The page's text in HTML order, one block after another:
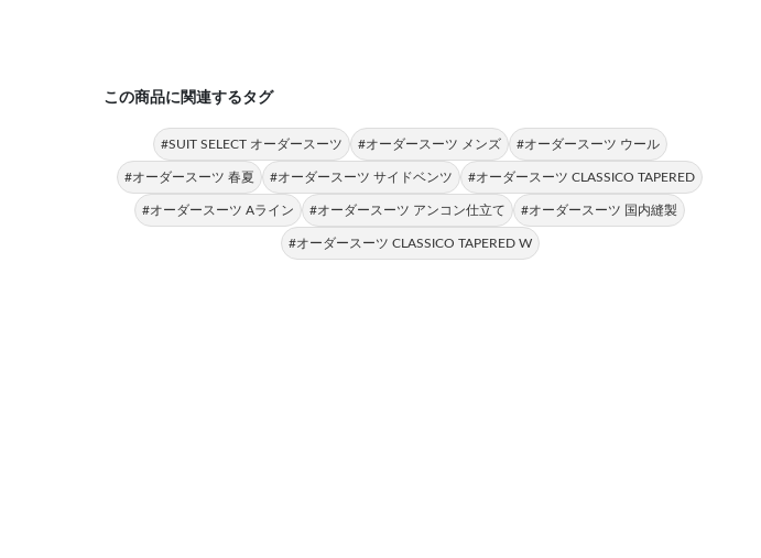
この商品に関連するタグ
#SUIT SELECT オーダースーツ #オーダースーツ メンズ #オーダースーツ ウール
#オーダースーツ 春夏 #オーダースーツ サイドベンツ #オーダースーツ CLASSICO TAPERED
#オーダースーツ Aライン #オーダースーツ アンコン仕立て #オーダースーツ 国内縫製
#オーダースーツ CLASSICO TAPERED W